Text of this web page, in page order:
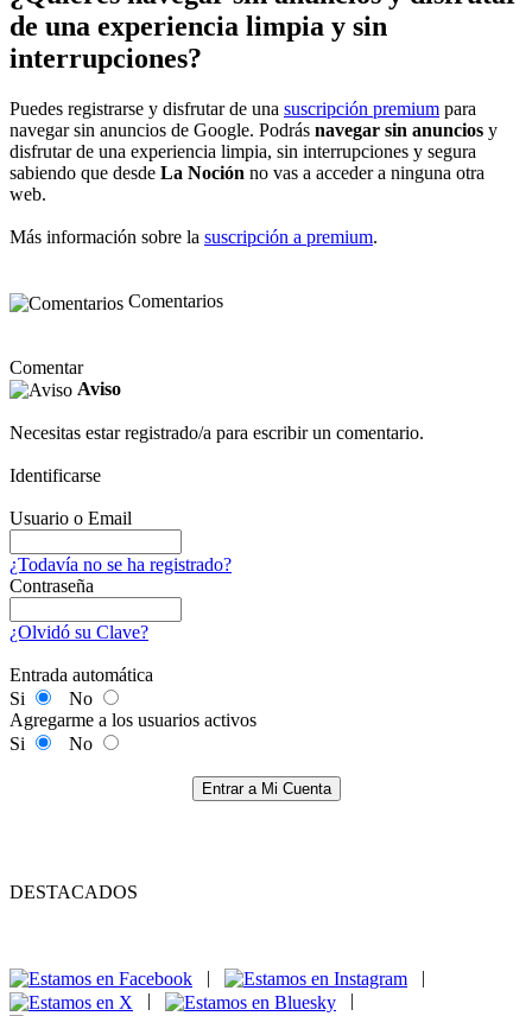
de una experiencia limpia y sin
interrupciones?
Puedes registrarse y disfrutar de una suscripción premium para
navegar sin anuncios de Google. Podrás navegar sin anuncios y
disfrutar de una experiencia limpia, sin interrupciones y segura
sabiendo que desde La Noción no vas a acceder a ninguna otra
web.
Más información sobre la suscripción a premium.
Comentarios
Comentar
Aviso
Necesitas estar registrado/a para escribir un comentario.
Identificarse
Usuario o Email
¿Todavía no se ha registrado?
Contraseña
¿Olvidó su Clave?
Entrada automática
Si
No
Agregarme a los usuarios activos
Si
No
Entrar a Mi Cuenta
DESTACADOS
|
|
|
|